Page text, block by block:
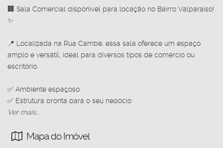
🏢 Sala Comercial disponível para locação no Bairro Valparaíso!
✨
📍 Localizada na Rua Cambé, essa sala oferece um espaço
amplo e versátil, ideal para diversos tipos de comércio ou
escritório.
✅ Ambiente espaçoso
✅ Estrutura pronta para o seu negócio
✅ Excelente espaço interno
Ver mais...
Mapa do Imóvel